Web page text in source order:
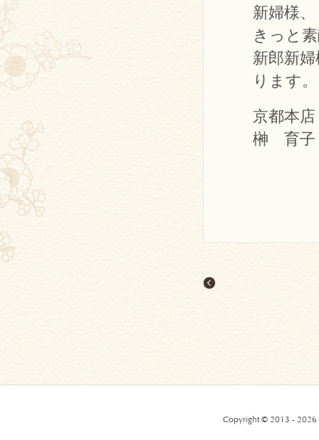
新婦様、
きっと
新郎新
ります。
京都本
榊 育子
Copyright © 2013 - 2026